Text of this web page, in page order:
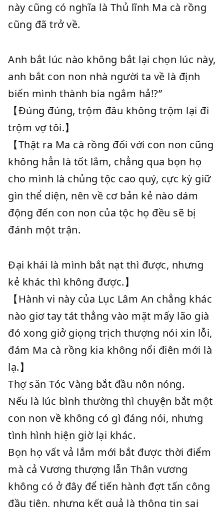
này cũng có nghĩa là Thủ lĩnh Ma cà rồng
cũng đã trở về.
Anh bắt lúc nào không bắt lại chọn lúc này,
anh bắt con non nhà người ta về là định
biến mình thành bia ngắm hả!?”
【Đúng đúng, trộm đâu không trộm lại đi
trộm vợ tôi.】
【Thật ra Ma cà rồng đối với con non cũng
không hẳn là tốt lắm, chẳng qua bọn họ
cho mình là chủng tộc cao quý, cực kỳ giữ
gìn thể diện, nên về cơ bản kẻ nào dám
động đến con non của tộc họ đều sẽ bị
đánh một trận.
Đại khái là mình bắt nạt thì được, nhưng
kẻ khác thì không được.】
【Hành vi này của Lục Lâm An chẳng khác
nào giơ tay tát thẳng vào mặt mấy lão già
đó xong giở giọng trịch thượng nói xin lỗi,
đám Ma cà rồng kia không nổi điên mới là
lạ.】
Thợ săn Tóc Vàng bắt đầu nôn nóng.
Nếu là lúc bình thường thì chuyện bắt một
con non về không có gì đáng nói, nhưng
tình hình hiện giờ lại khác.
Bọn họ vất vả lắm mới bắt được thời điểm
mà cả Vương thượng lẫn Thân vương
không có ở đây để tiến hành đợt tấn công
đầu tiên, nhưng kết quả là thông tin sai